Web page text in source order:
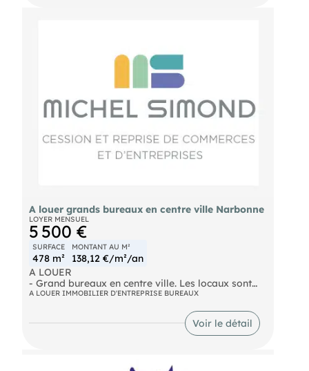
A louer grands bureaux en centre ville Narbonne
LOYER MENSUEL
5 500 €
SURFACE
478 m²
MONTANT AU M²
138,12 €/m²/an
A LOUER
- Grand bureaux en centre ville. Les locaux sont
propres et lumineux. Accès et WC PMR. Locaux
places. Dossier sur demande, nous consulter. Loyer
mensuel : 5.500€
A LOUER IMMOBILIER D'ENTREPRISE BUREAUX
Voir le détail